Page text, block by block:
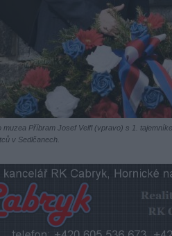
muzea Příbram Josef Velfl (vpravo) s 1.
v Sedlčanech.